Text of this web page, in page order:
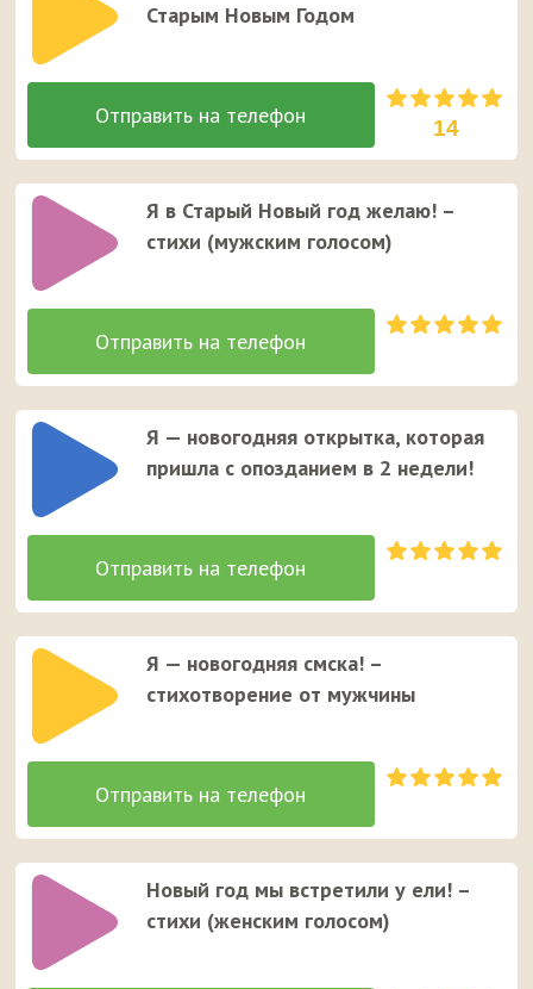
Старым Новым Годом
14
Я в Старый Новый год желаю! –
стихи (мужским голосом)
Я — новогодняя открытка, которая
пришла с опозданием в 2 недели!
Я — новогодняя смска! –
стихотворение от мужчины
Новый год мы встретили у ели! –
стихи (женcким голосом)